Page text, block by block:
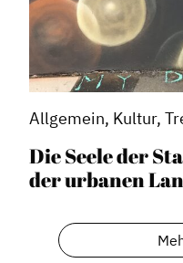
Dachverband
Allgemein, Kultur,
Die Seele der
der urbanen